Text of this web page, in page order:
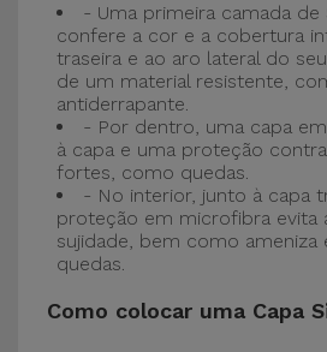
- Uma primeira camada
confere a cor e a cobertura
traseira e ao aro lateral do
de um material resistente,
antiderrapante.
- Por dentro, uma capa
à capa e uma proteção
fortes, como quedas.
- No interior, junto à capa
proteção em microfibra evita
sujidade, bem como ameniza
quedas.
Como colocar uma Capa